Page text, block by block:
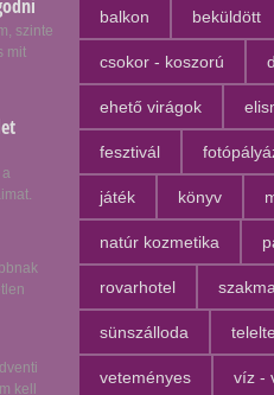
szinte
mit
kell
balkon beküldött
csokor - koszorú
ehető virágok
fesztivál
játék könyv
natúr kozmetika
rovarhotel
sünszálloda
veteményes víz -